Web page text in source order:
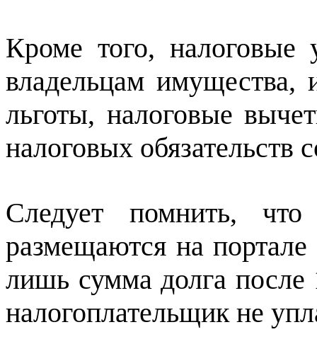
Кроме того, налоговые
владельцам
льготы, налоговые
налоговых обязательств
Следует помнить,
размещаются на портале
лишь сумма долга после
налогоплательщик не